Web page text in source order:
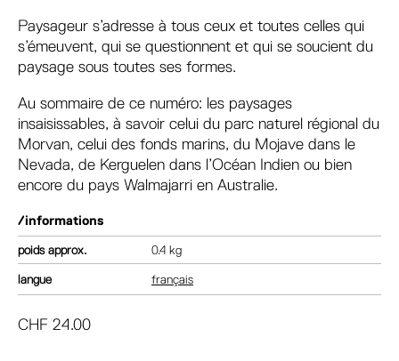
Paysageur s’adresse à tous ceux et toutes celles qui
s’émeuvent, qui se questionnent et qui se soucient du
paysage sous toutes ses formes.
Au sommaire de ce numéro: les paysages
insaisissables, à savoir celui du parc naturel régional du
Morvan, celui des fonds marins, du Mojave dans le
Nevada, de Kerguelen dans l’Océan Indien ou bien
encore du pays Walmajarri en Australie.
/informations
poids 0.4 kg
langue français
CHF 24.00